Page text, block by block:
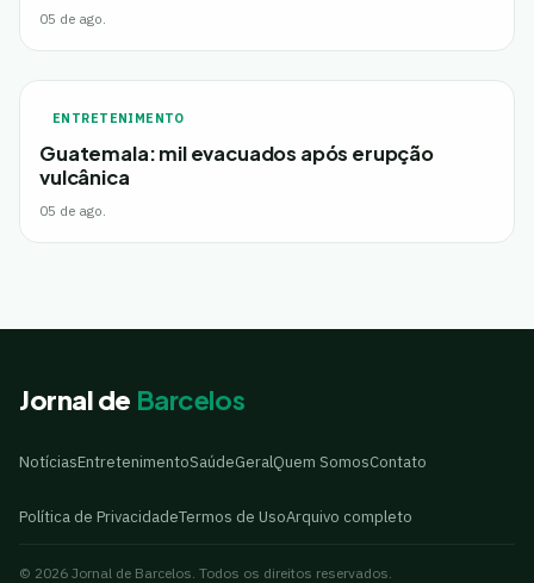
05 de ago.
ENTRETENIMENTO
Guatemala: mil evacuados após erupção
vulcânica
05 de ago.
Jornal de Barcelos
NotíciasEntretenimentoSaúdeGeralQuem SomosContato
Política de PrivacidadeTermos de UsoArquivo completo
© 2026 Jornal de Barcelos. Todos os direitos reservados.